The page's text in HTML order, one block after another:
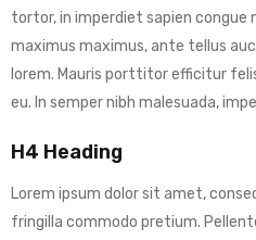
tortor, in imperdiet sapien congue
maximus maximus, ante tellus
lorem. Mauris porttitor efficitur
eu. In semper nibh malesuada,
H4 Heading
Lorem ipsum dolor sit amet,
fringilla commodo pretium.